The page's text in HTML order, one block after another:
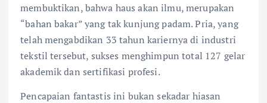
membuktikan, bahwa haus akan ilmu, merupakan
“bahan bakar” yang tak kunjung padam. Pria, yang
telah mengabdikan 33 tahun kariernya di industri
tekstil tersebut, sukses menghimpun total 127 gelar
akademik dan sertifikasi profesi.
Pencapaian fantastis ini bukan sekadar hiasan